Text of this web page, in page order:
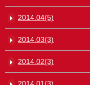
2014.04(5)
2014.03(3)
2014.02(3)
2014.01(3)